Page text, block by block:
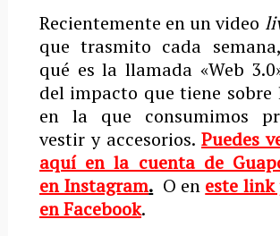
Recientemente en un video
que trasmito cada
qué es la llamada «Web
del impacto que tiene sobre
en la que consumimos
vestir y accesorios. Puedes
aquí en la cuenta de
en Instagram. O en este link
en Facebook.